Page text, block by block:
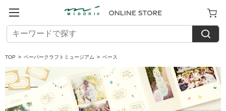
TOP > ペーパークラフトミュージアム > ベース